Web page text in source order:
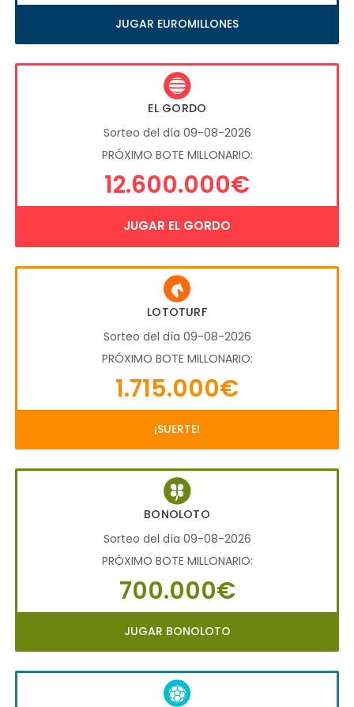
JUGAR EUROMILLONES
EL GORDO
Sorteo del día 09-08-2026
PRÓXIMO BOTE MILLONARIO:
12.600.000€
JUGAR EL GORDO
LOTOTURF
Sorteo del día 09-08-2026
PRÓXIMO BOTE MILLONARIO:
1.715.000€
¡SUERTE!
BONOLOTO
Sorteo del día 09-08-2026
PRÓXIMO BOTE MILLONARIO:
700.000€
JUGAR BONOLOTO